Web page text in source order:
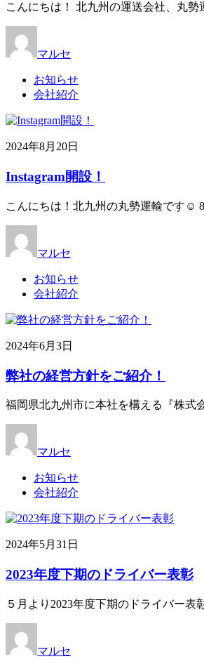
こんにちは！ 北九州の運送会社、丸勢
マルセ
お知らせ
会社紹介
2024年8月20日
Instagram開設！
こんにちは！北九州の丸勢運輸です☺︎
マルセ
お知らせ
会社紹介
2024年6月3日
弊社の経営方針をご紹介！
福岡県北九州市に本社を構える『株式
マルセ
お知らせ
会社紹介
2024年5月31日
2023年度下期のドライバー表彰
５月より2023年度下期のドライバー
マルセ